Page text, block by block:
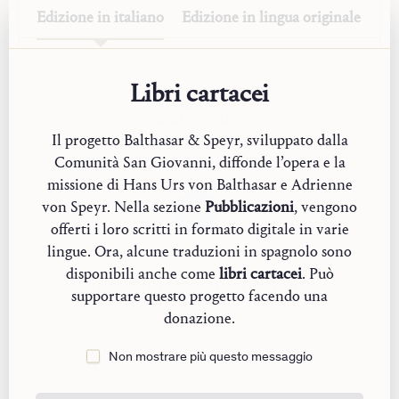
sorte».
Cercheremo anzitutto di dare un fondamento teologico
esprimono, e poi di gettare un primo sguardo sulla realtà
realismo teologico, accennare la proposta che andrà
sviluppata in dettaglio nella seconda e nella terza parte
del libro: […] che è possibile, lo è stato e lo sarà, anche
nel ministero gerarchico, e proprio nel ministero,
seguire il Signore. Che il primo può davvero ritrovarsi
all’ultimo posto senza pertanto essere destituito del suo
servizio. E che le umiliazioni inflitte al papato proprio
dai suoi (popule meus!) possono restituirgli anche la sua
La prima edizione di quest’opera è del 1974 (Herder)
Edizione in italiano Edizione in lingua originale
Il complesso antiromano
Casa editrice: Queriniana
Libri cartacei
Il progetto Balthasar & Speyr, sviluppato dalla
Comunità San Giovanni, diffonde l’opera e la
missione di Hans Urs von Balthasar e Adrienne
von Speyr. Nella sezione Pubblicazioni, vengono
offerti i loro scritti in formato digitale in varie
lingue. Ora, alcune traduzioni in spagnolo sono
disponibili anche come libri cartacei. Può
supportare questo progetto facendo una
donazione.
Non mostrare più questo messaggio